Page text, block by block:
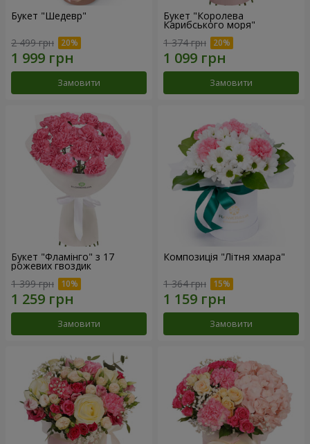
Букет "Шедевр"
2 499 грн
Замовити
Букет "Королева
Карибського моря"
1 374 грн
Замовити
Букет "Фламінго" з 17
рожевих гвоздик
1 399 грн
Замовити
Композиція "Літня хмара"
1 364 грн
Замовити